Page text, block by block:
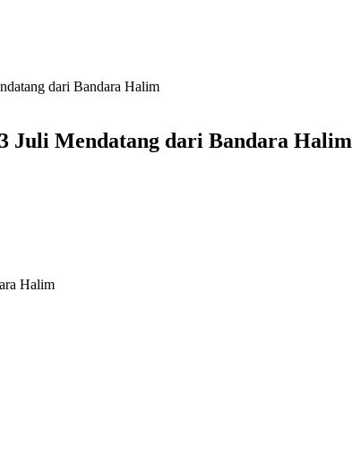
dari Bandara Halim
Juli Mendatang dari Bandara Halim
Halim